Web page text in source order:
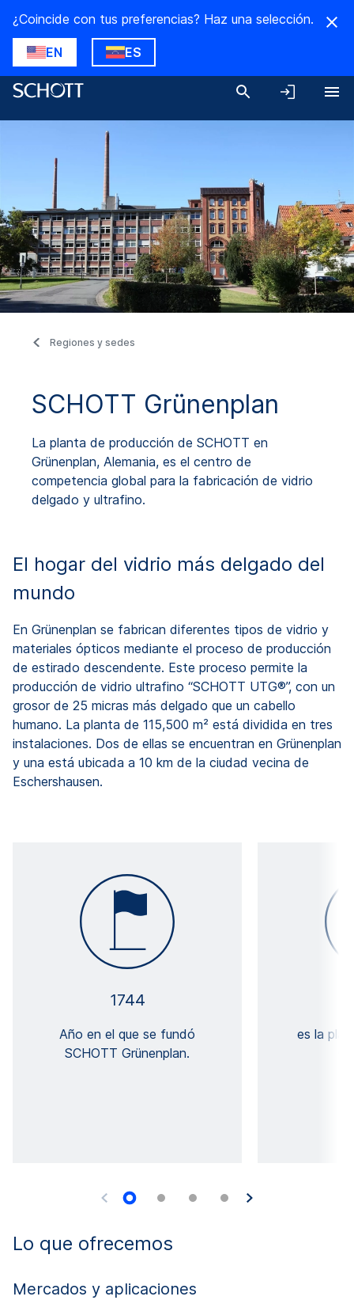
¿Coincide con tus preferencias? Haz una selección.
EN ES
Regiones y sedes
SCHOTT Grünenplan
La planta de producción de SCHOTT en
Grünenplan, Alemania, es el centro de
competencia global para la fabricación de vidrio
delgado y ultrafino.
El hogar del vidrio más delgado del
mundo
En Grünenplan se fabrican diferentes tipos de vidrio y
materiales ópticos mediante el proceso de producción
de estirado descendente. Este proceso permite la
producción de vidrio ultrafino “SCHOTT UTG®”, con un
grosor de 25 micras más delgado que un cabello
humano. La planta de 115,500 m² está dividida en tres
instalaciones. Dos de ellas se encuentran en Grünenplan
y una está ubicada a 10 km de la ciudad vecina de
Eschershausen.
1744
Año en el que se fundó
SCHOTT Grünenplan.
es la
Lo que ofrecemos
Mercados y aplicaciones